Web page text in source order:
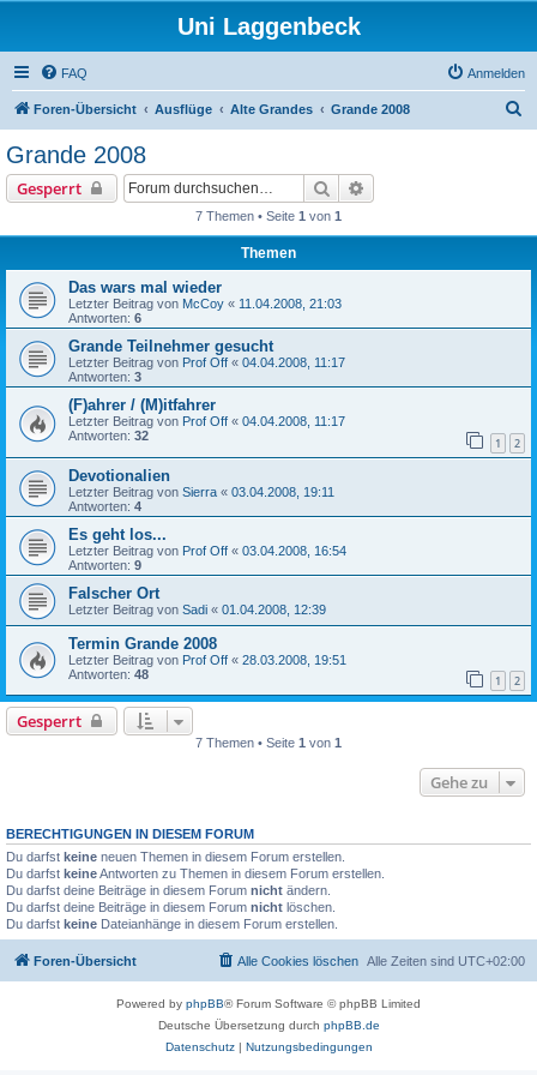
Uni Laggenbeck
FAQ Anmelden
Foren-Übersicht Ausflüge Alte Grandes Grande 2008
Grande 2008
Gesperrt Suche
7 Themen • Seite 1 von 1
Themen
Das wars mal wieder
Letzter Beitrag von McCoy « 11.04.2008, 21:03
Antworten: 6
Grande Teilnehmer gesucht
Letzter Beitrag von Prof Off « 04.04.2008, 11:17
Antworten: 3
(F)ahrer / (M)itfahrer
Letzter Beitrag von Prof Off « 04.04.2008, 11:17
Antworten: 32 1 2
Devotionalien
Letzter Beitrag von Sierra « 03.04.2008, 19:11
Antworten: 4
Es geht los...
Letzter Beitrag von Prof Off « 03.04.2008, 16:54
Antworten: 9
Falscher Ort
Letzter Beitrag von Sadi « 01.04.2008, 12:39
Termin Grande 2008
Letzter Beitrag von Prof Off « 28.03.2008, 19:51
Antworten: 48 1 2
Gesperrt
7 Themen • Seite 1 von 1
Gehe zu
BERECHTIGUNGEN IN DIESEM FORUM
Du darfst keine neuen Themen in diesem Forum erstellen.
Du darfst keineAntworten zu Themen in diesem Forum erstellen.
Du darfst deine Beiträge in diesem Forum nicht ändern.
Du darfst deine Beiträge in diesem Forum nicht löschen.
Du darfst keine Dateianhänge in diesem Forum erstellen.
Foren-Übersicht Alle Zeiten sind UTC+02:00
Alle Cookies löschen
Powered by phpBB® Forum Software © phpBB Limited
Deutsche Übersetzung durch phpBB.de
Datenschutz| Nutzungsbedingungen